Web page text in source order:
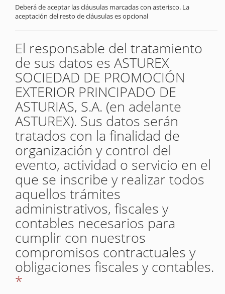
Deberá de aceptar las cláusulas marcadas con asterisco. La
aceptación del resto de cláusulas es opcional
El responsable del tratamiento
de sus datos es ASTUREX
SOCIEDAD DE PROMOCIÓN
EXTERIOR PRINCIPADO DE
ASTURIAS, S.A. (en adelante
ASTUREX). Sus datos serán
tratados con la finalidad de
organización y control del
evento, actividad o servicio en el
que se inscribe y realizar todos
aquellos trámites
administrativos, fiscales y
contables necesarios para
cumplir con nuestros
compromisos contractuales y
obligaciones fiscales y contables.
*